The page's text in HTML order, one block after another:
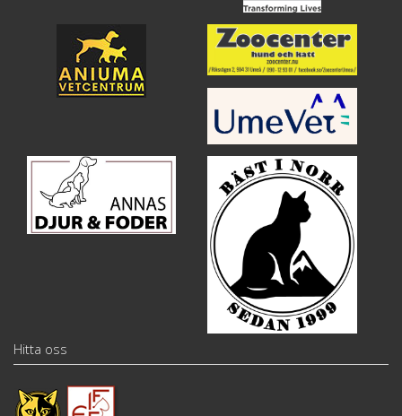
Hitta oss